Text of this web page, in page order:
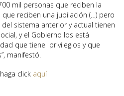
mil personas que reciben la
reciben una jubilación (…) pero
sistema anterior y actual tienen
y el Gobierno los está
que tiene privilegios y que
manifestó.
click aquí